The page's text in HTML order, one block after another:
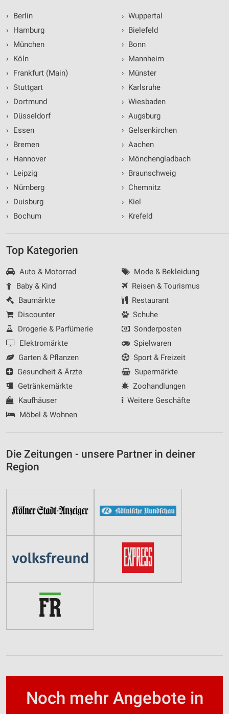
›
Berlin
›
Hamburg
›
München
›
Köln
›
Frankfurt (Main)
› Stuttgart
›
Dortmund
›
Düsseldorf
›
Essen
›
Bremen
›
Hannover
›
Leipzig
›
Nürnberg
›
Duisburg
›
Bochum
› Wuppertal
› Bielefeld
› Bonn
› Mannheim
› Münster
› Karlsruhe
› Wiesbaden
› Augsburg
› Gelsenkirchen
› Aachen
› Mönchengladbach
› Braunschweig
› Chemnitz
› Kiel
› Krefeld
Top Kategorien
Auto & Motorrad
Baby & Kind
Baumärkte
Discounter
Drogerie & Parfümerie
Elektromärkte
Garten & Pflanzen
Gesundheit & Ärzte
Getränkemärkte
Kaufhäuser
Möbel & Wohnen
Mode & Bekleidung
Reisen & Tourismus
Restaurant
Schuhe
Sonderposten
Spielwaren
Sport & Freizeit
Supermärkte
Zoohandlungen
Weitere Geschäfte
Die Zeitungen - unsere Partner in deiner
Region
Noch mehr Angebote in